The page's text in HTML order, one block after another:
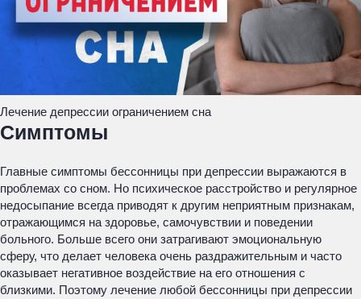
Лечение депрессии ограничением сна
Симптомы
Главные симптомы бессонницы при депрессии выражаются в
проблемах со сном. Но психическое расстройство и регулярное
недосыпание всегда приводят к другим неприятным признакам,
отражающимся на здоровье, самочувствии и поведении
больного. Больше всего они затрагивают эмоциональную
сферу, что делает человека очень раздражительным и часто
оказывает негативное воздействие на его отношения с
близкими. Поэтому лечение любой бессонницы при депрессии